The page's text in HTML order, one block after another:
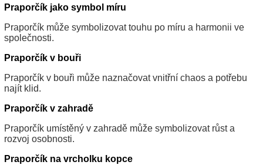
Praporčík jako symbol míru
Praporčík může symbolizovat touhu po míru a harmonii ve
společnosti.
Praporčík v bouři
Praporčík v bouři může naznačovat vnitřní chaos a potřebu
najít klid.
Praporčík v zahradě
Praporčík umístěný v zahradě může symbolizovat růst a
rozvoj osobnosti.
Praporčík na vrcholku kopce